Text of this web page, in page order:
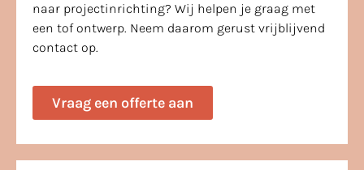
naar projectinrichting? Wij helpen je graag met
een tof ontwerp. Neem daarom gerust vrijblijvend
contact op.
Vraag een offerte aan